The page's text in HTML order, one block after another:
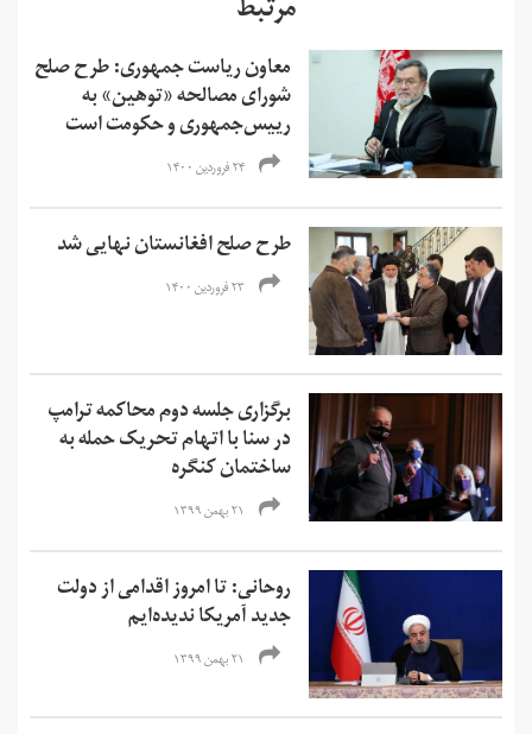
مرتبط
معاون ریاست جمهوری: طرح صلح
شورای مصالحه «توهین» به
رییس‌جمهوری و حکومت است
۲۴ فروردین ۱۴۰۰
طرح صلح افغانستان نهایی شد
۲۳ فروردین ۱۴۰۰
برگزاری جلسه دوم محاکمه ترامپ
در سنا با اتهام تحریک حمله به
ساختمان کنگره
۲۱ بهمن ۱۳۹۹
روحانی: تا امروز اقدامی از دولت
جدید آمریکا ندیده‌ایم
۲۱ بهمن ۱۳۹۹